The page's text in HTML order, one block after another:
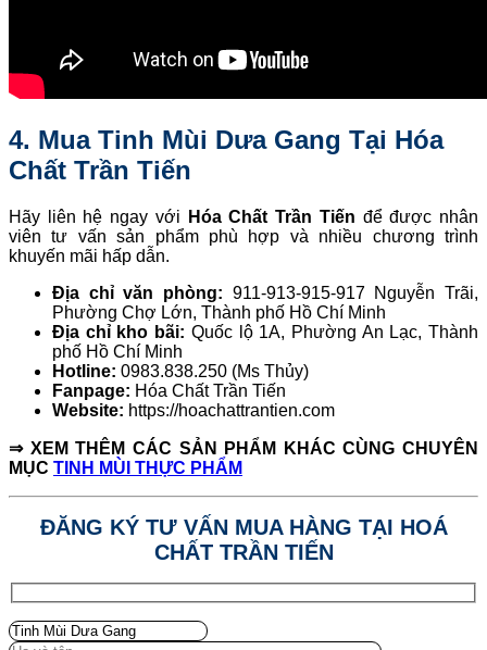
4. Mua Tinh Mùi Dưa Gang Tại Hóa
Chất Trần Tiến
Hãy liên hệ ngay với Hóa Chất Trần Tiến để được nhân
viên tư vấn sản phẩm phù hợp và nhiều chương trình
khuyến mãi hấp dẫn.
Địa chỉ văn phòng: 911-913-915-917 Nguyễn Trãi,
Phường Chợ Lớn, Thành phố Hồ Chí Minh
Địa chỉ kho bãi: Quốc lộ 1A, Phường An Lạc, Thành
phố Hồ Chí Minh
Hotline: 0983.838.250 (Ms Thủy)
Fanpage: Hóa Chất Trần Tiến
Website: https://hoachattrantien.com
⇒ XEM THÊM CÁC SẢN PHẨM KHÁC CÙNG CHUYÊN
MỤC TINH MÙI THỰC PHẨM
ĐĂNG KÝ TƯ VẤN MUA HÀNG TẠI HOÁ
CHẤT TRẦN TIẾN